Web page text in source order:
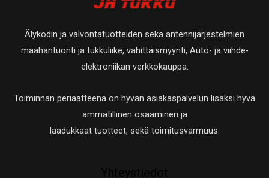
Älykodin ja valvontatuotteiden sekä antennijärjestelmien
maahantuonti ja tukkuliike, vähittäismyynti, Auto- ja viihde-
elektroniikan verkkokauppa.
Toiminnan periaatteena on hyvän asiakaspalvelun lisäksi hyvä
ammatillinen osaaminen ja
laadukkaat tuotteet, sekä toimitusvarmuus.